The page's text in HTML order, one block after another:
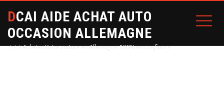
DCAI AIDE ACHAT AUTO
OCCASION ALLEMAGNE
⭐⭐⭐ Acheter Votre voiture en Allemagne 100% en confiance